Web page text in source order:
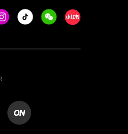
Tiktok WeechatXiaohongshu/
ON